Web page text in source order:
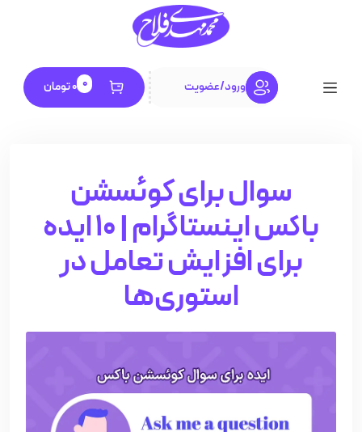
ورود/عضویت 0
0تومان
سوال برای کوئسشن
باکس اینستاگرام | 10 ایده
برای افزایش تعامل در
استوری‌ها